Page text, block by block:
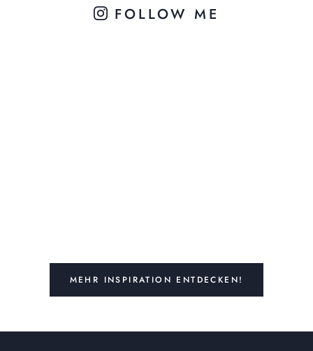
FOLLOW ME
MEHR INSPIRATION ENTDECKEN!